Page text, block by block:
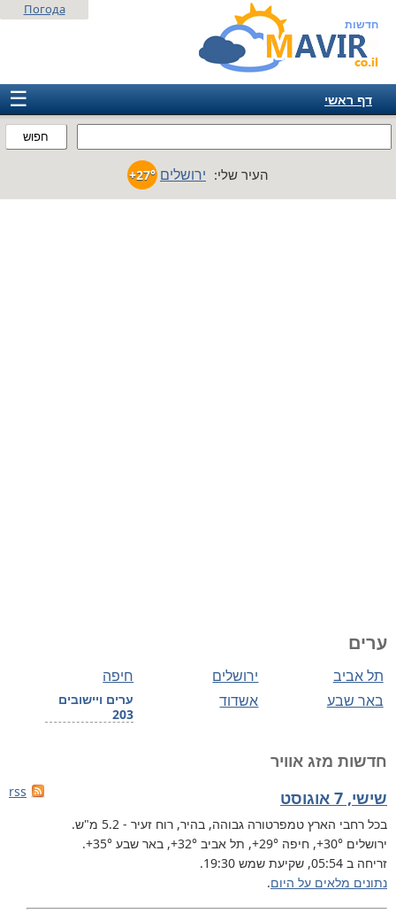
חדשות
חפוש
Погода
☰
דף ראשי
אמריקה
העיר שלי: ירושלים +27°
ערים
חיפה ירושלים תל אביב
ערים ויישובים
203
אשדוד באר שבע
חדשות מזג אוויר
rss שישי, 7 אוגוסט
בכל רחבי הארץ טמפרטורה גבוהה, בהיר, רוח זעיר - 5.2 מ"ש.
ירושלים +30°, חיפה +29°, תל אביב +32°, באר שבע +35°
.
זריחה ב 05:54, שקיעת שמש 19:30.
נתונים מלאים על היום.